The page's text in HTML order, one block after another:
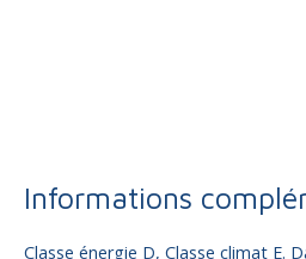
Informations
Classe énergie D, Classe climat E.